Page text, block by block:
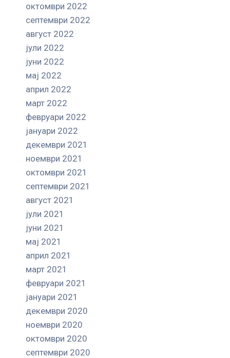
октомври 2022
септември 2022
август 2022
јули 2022
јуни 2022
мај 2022
април 2022
март 2022
февруари 2022
јануари 2022
декември 2021
ноември 2021
октомври 2021
септември 2021
август 2021
јули 2021
јуни 2021
мај 2021
април 2021
март 2021
февруари 2021
јануари 2021
декември 2020
ноември 2020
октомври 2020
септември 2020